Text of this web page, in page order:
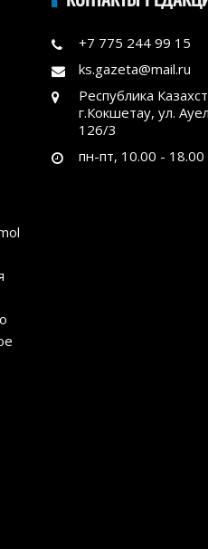
+7 775 244 99 15
ks.gazeta@mail.ru
Республика
г.Кокшетау, ул.
126/3
пн-пт, 10.00 -